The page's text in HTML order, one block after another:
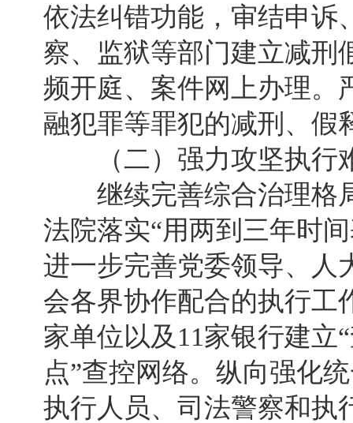
依法纠错功能，审结申诉
察、监狱等部门建立减刑
频开庭、案件网上办理。
融犯罪等罪犯的减刑、假
（二）强力攻坚执行
继续完善综合治理格
法院落实“用两到三年时
进一步完善党委领导、人
会各界协作配合的执行工
家单位以及11家银行建立
点”查控网络。纵向强化
执行人员、司法警察和执